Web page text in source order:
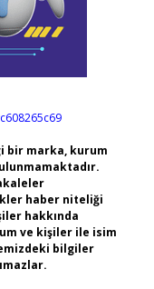
bir marka, kurum
haber niteliği
hakkında
ve kişiler ile isim
bilgiler